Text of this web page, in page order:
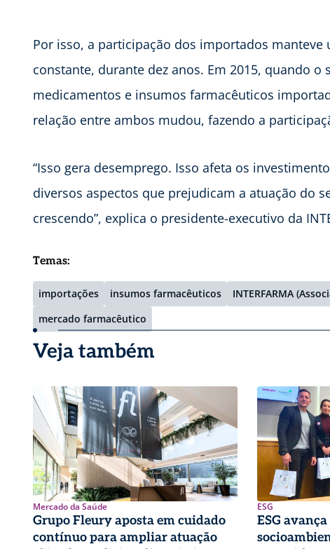
Por isso, a participação dos importados
constante, durante dez anos. Em 2015, quando
medicamentos e insumos farmacêuticos
relação entre ambos mudou, fazendo a
“Isso gera desemprego. Isso afeta os
diversos aspectos que prejudicam a atuação do
crescendo”, explica o presidente-executivo da
Temas:
importações insumos farmacêuticos
INTERFARMA
mercado farmacêutico
Veja também
Mercado da Saúde
Grupo Fleury aposta em cuidado
contínuo para ampliar atuação
ESG
ESG